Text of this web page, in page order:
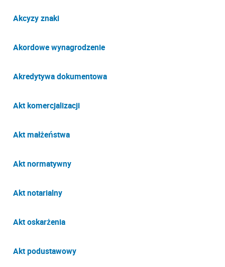
Akcyzy znaki
Akordowe wynagrodzenie
Akredytywa dokumentowa
Akt komercjalizacji
Akt małżeństwa
Akt normatywny
Akt notarialny
Akt oskarżenia
Akt podustawowy